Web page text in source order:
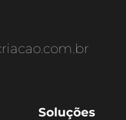
Soluções